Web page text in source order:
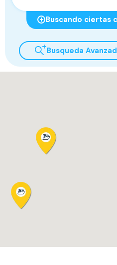
Buscando ciertas
Busqueda